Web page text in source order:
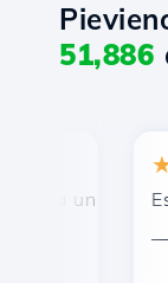
51,886
un efektīva